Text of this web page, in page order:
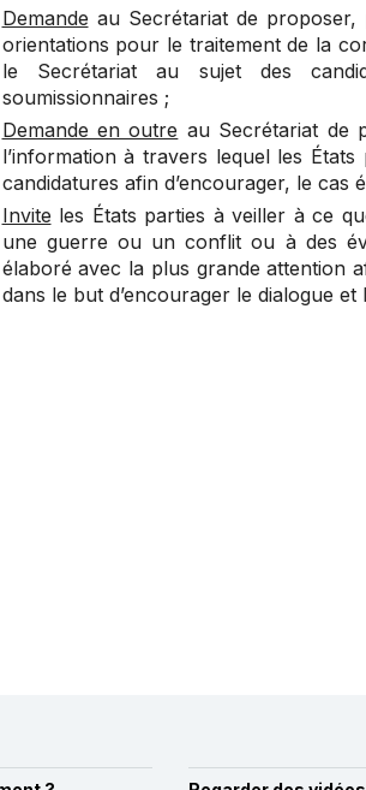
Demande au Secrétariat de proposer,
orientations pour le traitement de la
le Secrétariat au sujet des
soumissionnaires ;
Demande en outre au Secrétariat de
l’information à travers lequel les
candidatures afin d’encourager, le cas
Invite les États parties à veiller à ce
une guerre ou un conflit ou à des
élaboré avec la plus grande attention
dans le but d’encourager le dialogue